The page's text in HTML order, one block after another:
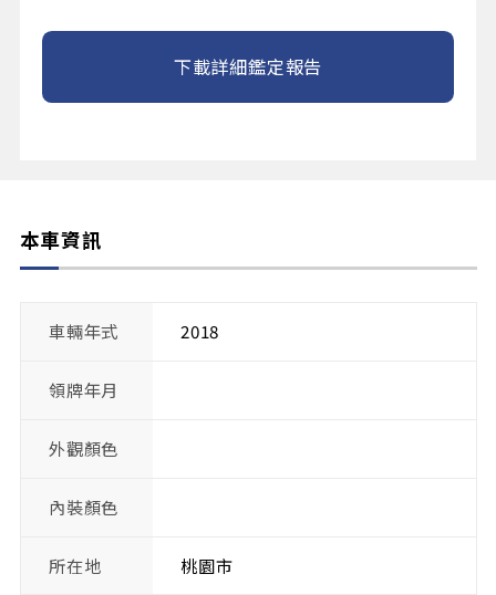
下載詳細鑑定報告
本車資訊
車輛年式 2018
領牌年月
外觀顏色
內裝顏色
所在地 桃園市